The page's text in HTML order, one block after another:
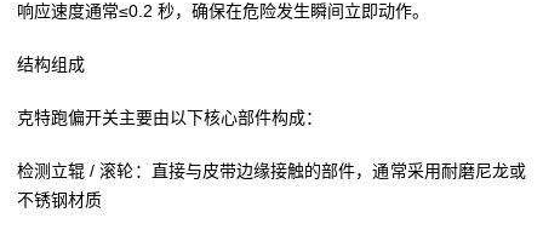
响应速度通常≤0.2 秒，确保在危险发生瞬间立即动作。
结构组成
克特跑偏开关主要由以下核心部件构成：
检测立辊 / 滚轮：直接与皮带边缘接触的部件，通常采用耐磨尼龙或
不锈钢材质